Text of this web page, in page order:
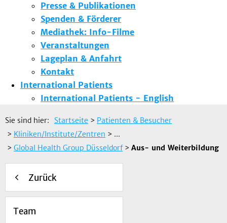
Presse & Publikationen
Spenden & Förderer
Mediathek: Info-Filme
Veranstaltungen
Lageplan & Anfahrt
Kontakt
International Patients
International Patients - English
Sie sind hier: Startseite > Patienten & Besucher
> Kliniken/Institute/Zentren > ...
> Global Health Group Düsseldorf> Aus- und Weiterbildung
Zurück
Team